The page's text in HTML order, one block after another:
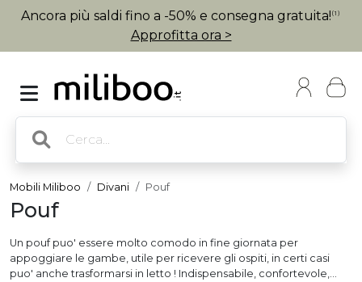
Ancora più saldi fino a -50% e consegna gratuita! (1)
Approfitta ora >
Mobili Miliboo Divani Pouf
Pouf
Un pouf puo' essere molto comodo in fine giornata per
appoggiare le gambe, utile per ricevere gli ospiti, in certi casi
puo' anche trasformarsi in letto ! Indispensabile, confortevole,